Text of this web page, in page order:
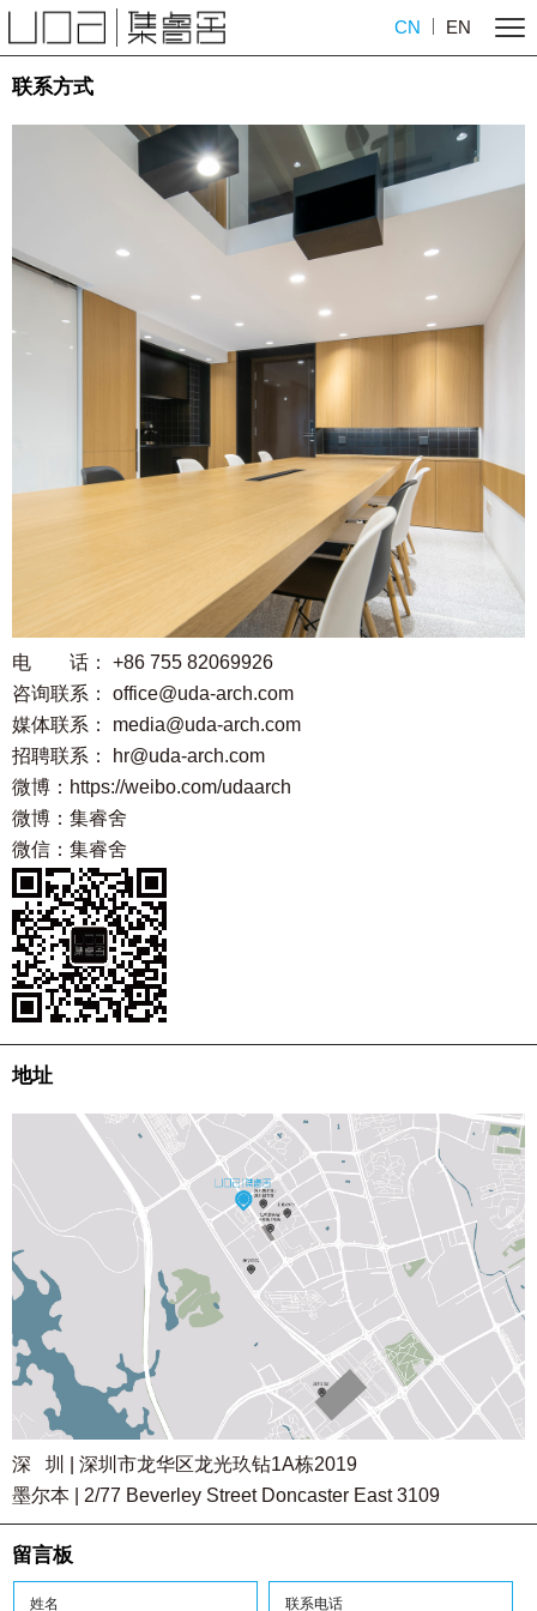
CN EN
联系方式
电 话：
+86 755 82069926
咨询联系： office@uda-arch.com
媒体联系： media@uda-arch.com
招聘联系：
hr@uda-arch.com
微博：https://weibo.com/udaarch
微博： 集睿舍
微信：集睿舍
地址
深 圳 | 深圳市龙华区龙光玖钻1A栋2019
墨尔本 | 2/77 Beverley Street Doncaster East 3109
留言板